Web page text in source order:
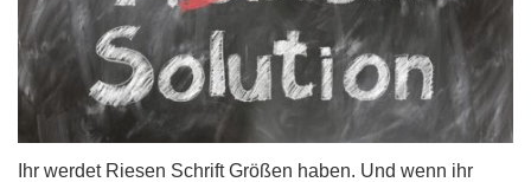
Ihr werdet Riesen Schrift Größen haben. Und wenn ihr